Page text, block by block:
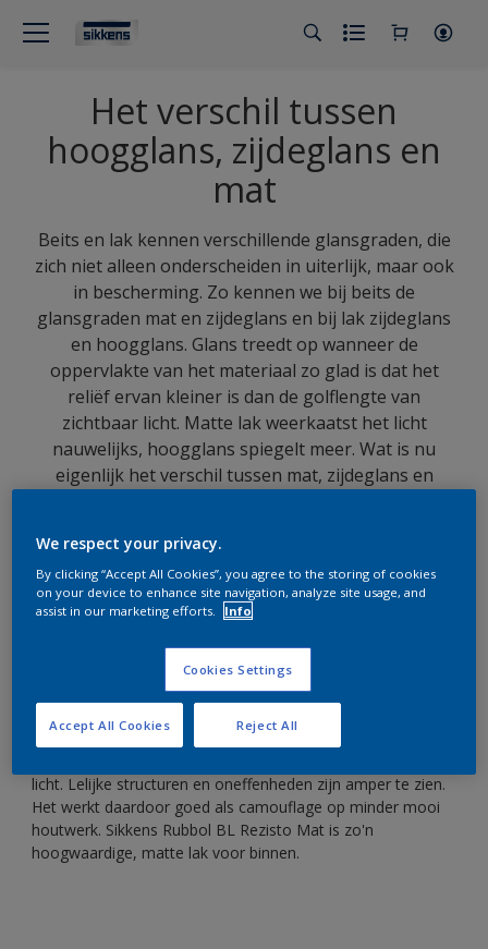
Het verschil tussen
hoogglans, zijdeglans en
mat
Beits en lak kennen verschillende glansgraden, die
zich niet alleen onderscheiden in uiterlijk, maar ook
in bescherming. Zo kennen we bij beits de
glansgraden mat en zijdeglans en bij lak zijdeglans
en hoogglans. Glans treedt op wanneer de
oppervlakte van het materiaal zo glad is dat het
reliëf ervan kleiner is dan de golflengte van
zichtbaar licht. Matte lak weerkaatst het licht
nauwelijks, hoogglans spiegelt meer. Wat is nu
eigenlijk het verschil tussen mat, zijdeglans en
Een matte lak heeft een minimale glans. Bij de meeste
matte lak of beits heeft een stoere en rustige uitstraling.
licht. Lelijke structuren en oneffenheden zijn amper te zien.
Het werkt daardoor goed als camouflage op minder mooi
houtwerk. Sikkens Rubbol BL Rezisto Mat is zo'n
hoogwaardige, matte lak voor binnen.
We respect your privacy.
By clicking “Accept All Cookies”, you agree to the storing of cookies
on your device to enhance site navigation, analyze site usage, and
assist in our marketing efforts.
Info
Cookies Settings
Reject All
Accept All Cookies